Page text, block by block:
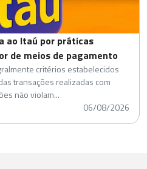
ao Itaú por práticas
de meios de pagamento
critérios estabelecidos
transações realizadas com
não violam...
06/08/2026